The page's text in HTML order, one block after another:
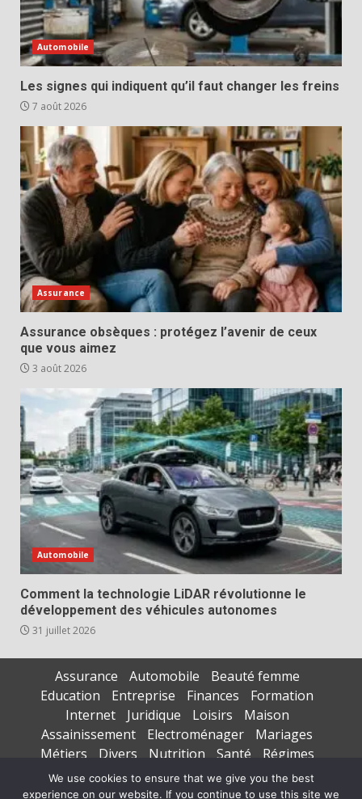
Automobile
Les signes qui indiquent qu’il faut changer les freins
7 août 2026
Assurance
Assurance obsèques : protégez l’avenir de ceux
que vous aimez
3 août 2026
Automobile
Comment la technologie LiDAR révolutionne le
développement des véhicules autonomes
31 juillet 2026
Assurance Automobile
Beauté femme
Education
Entreprise Finances
Formation
Internet
Juridique Loisirs
Maison
Assainissement
Electroménager
Mariages
Métiers
Divers Nutrition Santé
Régimes
Seniors
Sports Vacances
We use cookies to ensure that we give you the best
experience on our website. If you continue to use this site we